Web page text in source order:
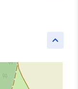
keyboard_arrow_up